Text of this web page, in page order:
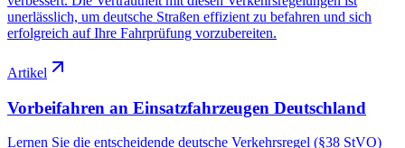
unerlässlich, um deutsche Straßen effizient zu befahren und sich
erfolgreich auf Ihre Fahrprüfung vorzubereiten.
Artikel
Vorbeifahren an Einsatzfahrzeugen Deutschland
Lernen Sie die entscheidende deutsche Verkehrsregel (§38 StVO)